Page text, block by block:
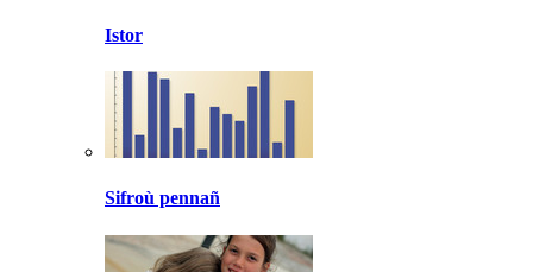
Istor
Sifroù pennañ